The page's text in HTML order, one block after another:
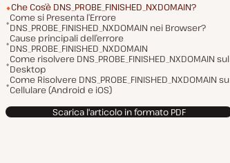
Che Cos’è DNS_PROBE_FINISHED_NXDOMAIN?
Come si Presenta l’Errore
DNS_PROBE_FINISHED_NXDOMAIN nei Browser?
Cause principali dell’errore
DNS_PROBE_FINISHED_NXDOMAIN
Come risolvere DNS_PROBE_FINISHED_NXDOMAIN sul
Desktop
Come Risolvere DNS_PROBE_FINISHED_NXDOMAIN su
Cellulare (Android e iOS)
Scarica l'articolo in formato PDF